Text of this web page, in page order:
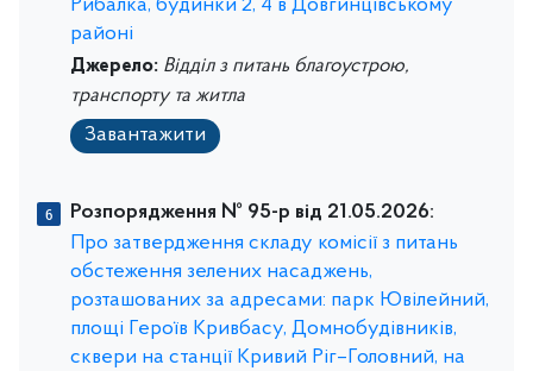
Рибалка, будинки 2, 4 в Довгинцівському
районі
Джерело: Відділ з питань благоустрою,
транспорту та житла
Завантажити
Розпорядження № 95-р від 21.05.2026:
Про затвердження складу комісії з питань
обстеження зелених насаджень,
розташованих за адресами: парк Ювілейний,
площі Героїв Кривбасу, Домнобудівників,
сквери на станції Кривий Ріг–Головний, на